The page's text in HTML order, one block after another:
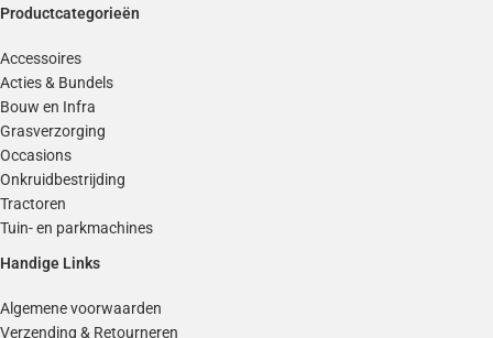
Productcategorieën
Accessoires
Acties & Bundels
Bouw en Infra
Grasverzorging
Occasions
Onkruidbestrijding
Tractoren
Tuin- en parkmachines
Handige Links
Algemene voorwaarden
Verzending & Retourneren